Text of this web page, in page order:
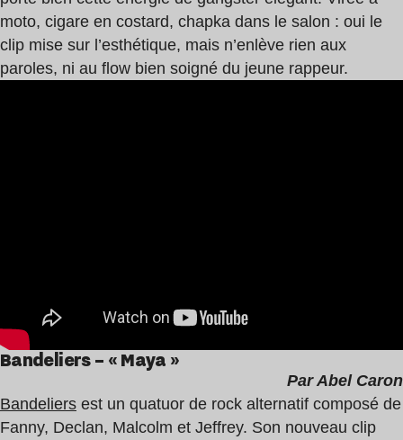
moto, cigare en costard, chapka dans le salon : oui le
clip mise sur l’esthétique, mais n’enlève rien aux
paroles, ni au flow bien soigné du jeune rappeur.
Bandeliers – « Maya »
Par Abel Caron
Bandeliers est un quatuor de rock alternatif composé de
Fanny, Declan, Malcolm et Jeffrey. Son nouveau clip